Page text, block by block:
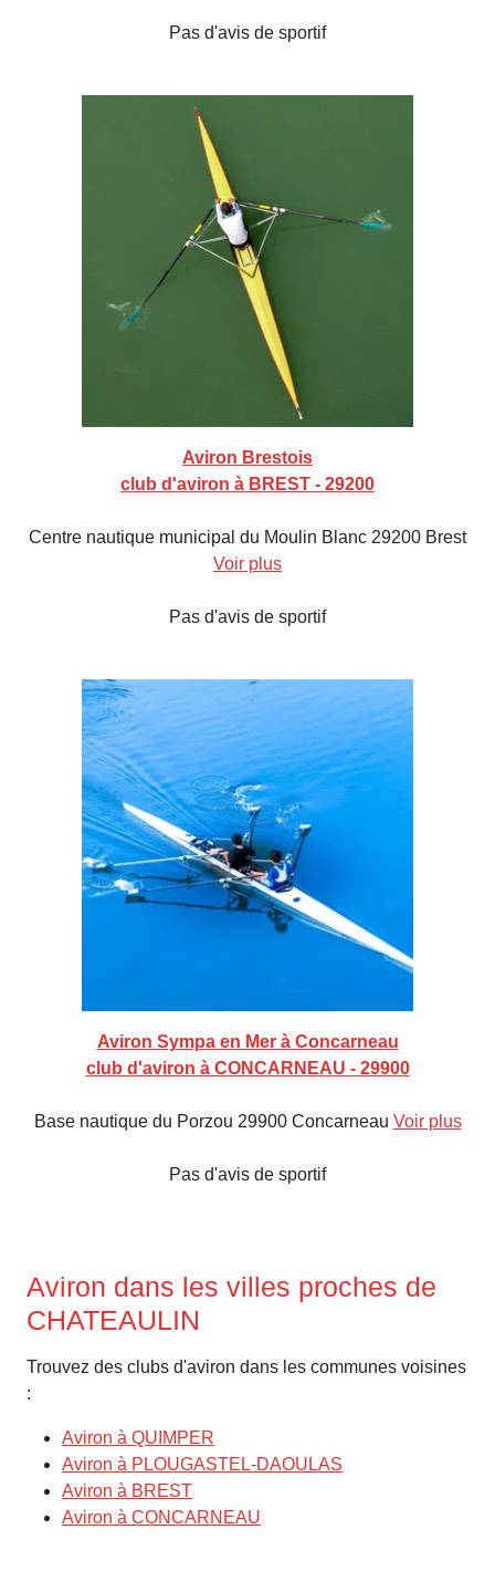
Pas d'avis de sportif
Aviron Brestois
club d'aviron à BREST - 29200
Centre nautique municipal du Moulin Blanc 29200 Brest
Voir plus
Pas d'avis de sportif
Aviron Sympa en Mer à Concarneau
club d'aviron à CONCARNEAU - 29900
Base nautique du Porzou 29900 Concarneau Voir plus
Pas d'avis de sportif
Aviron dans les villes proches de
CHATEAULIN
Trouvez des clubs d'aviron dans les communes voisines
:
Aviron à QUIMPER
Aviron à PLOUGASTEL-DAOULAS
Aviron à BREST
Aviron à CONCARNEAU